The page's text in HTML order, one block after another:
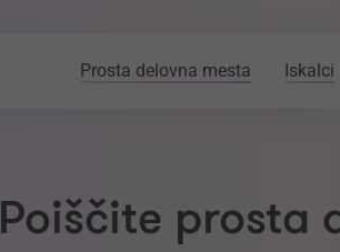
Prosta delovna mesta Iskalci
Poiščite prosta